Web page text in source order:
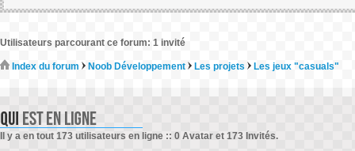
Utilisateurs parcourant ce forum: 1 invité
Index du forum Noob Développement Les projets Les jeux "casuals"
Il y a en tout 173 utilisateurs en ligne :: 0 Avatar et 173 Invités.